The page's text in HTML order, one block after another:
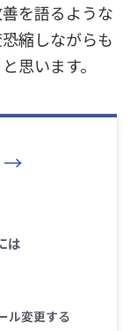
を語るような
縮しながらも
思います。
→
は
ル変更する